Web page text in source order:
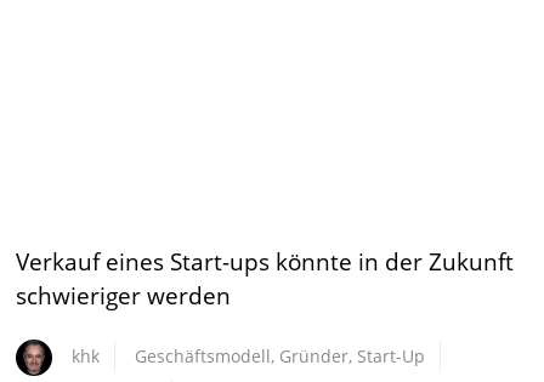
Verkauf eines Start-ups könnte in der Zukunft
schwieriger werden
khk Geschäftsmodell, Gründer, Start-Up